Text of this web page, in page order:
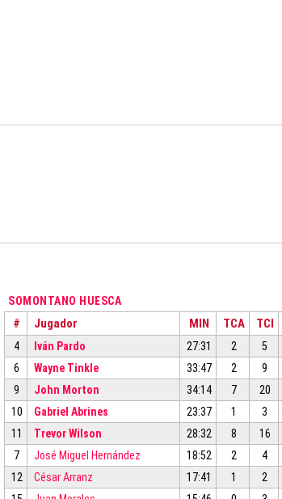
SOMONTANO HUESCA
# Jugador MIN TCA TCI
4 Iván Pardo 27:31 2 5
6
Wayne Tinkle 33:47 2 9
9
John Morton 34:14 7 20
10
Gabriel Abrines 23:37 1 3
11
Trevor Wilson 28:32 8 16
7
José Miguel Hernández 18:52 2 4
12
César Arranz 17:41 1 2